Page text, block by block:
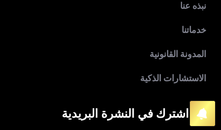
نبذه عنا
خدماتنا
المدونة القانونية
الاستشارات الذكية
اشترك في النشرة البريدية